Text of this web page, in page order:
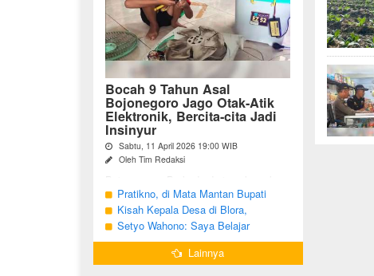
Bocah 9 Tahun Asal
Bojonegoro Jago Otak-Atik
Elektronik, Bercita-cita Jadi
Insinyur
Sabtu, 11 April 2026 19:00 WIB
Oleh Tim Redaksi
seusianya, seorang bocah dari Desa
Growok, Kecamatan Dander, Kabupaten
Bojonegoro ini justru memiliki minat
besar ...
Pratikno, di Mata Mantan Bupati
Bojonegoro, Kang Yoto
Kisah Kepala Desa di Blora,
Menjabat Tiga Periode Tapi Masih
Hidup Sederhana
Setyo Wahono: Saya Belajar
Pengabdian dari Orang Tua
Lainnya